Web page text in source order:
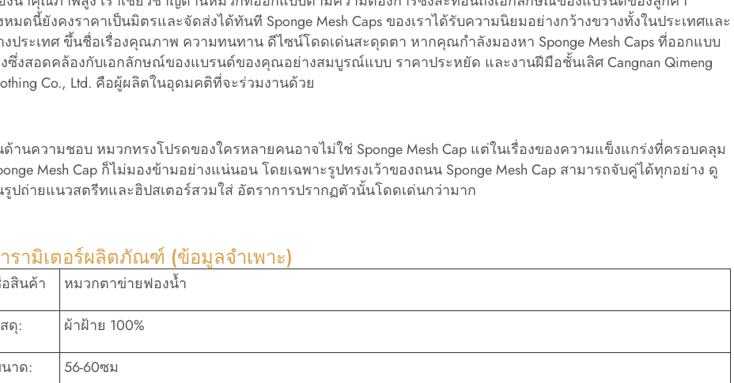
มดนี้ยังคงราคาเป็นมิตรและจัดส่งได้ทันที Sponge Mesh Caps ของเราได้รับความนิยมอย่างกว้างขวางทั้งในประเทศและ
งประเทศ ขึ้นชื่อเรื่องคุณภาพ ความทนทาน ดีไซน์โดดเด่นสะดุดตา หากคุณกำลังมองหา Sponge Mesh Caps ที่ออกแบบ
งซึ่งสอดคล้องกับเอกลักษณ์ของแบรนด์ของคุณอย่างสมบูรณ์แบบ ราคาประหยัด และงานฝีมือชั้นเลิศ Cangnan Qimeng
Co., Ltd. คือผู้ผลิตในอุดมคติที่จะร่วมงานด้วย
ด้านความชอบ หมวกทรงโปรดของใครหลายคนอาจไม่ใช่ Sponge Mesh Cap แต่ในเรื่องของความแข็งแกร่งที่ครอบคลุม
Mesh Cap ก็ไม่มองข้ามอย่างแน่นอน โดยเฉพาะรูปทรงเว้าของถนน Sponge Mesh Cap สามารถจับคู่ได้ทุกอย่าง ดู
รูปถ่ายแนวสตรีทและฮิปสเตอร์สวมใส่ อัตราการปรากฏตัวนั้นโดดเด่นกว่ามาก
รามิเตอร์ผลิตภัณฑ์ (ข้อมูลจำเพาะ)
สินค้า หมวกตาข่ายฟองน้ำ
ดุ: ผ้าฝ้าย 100%
าด: 56-60ซม